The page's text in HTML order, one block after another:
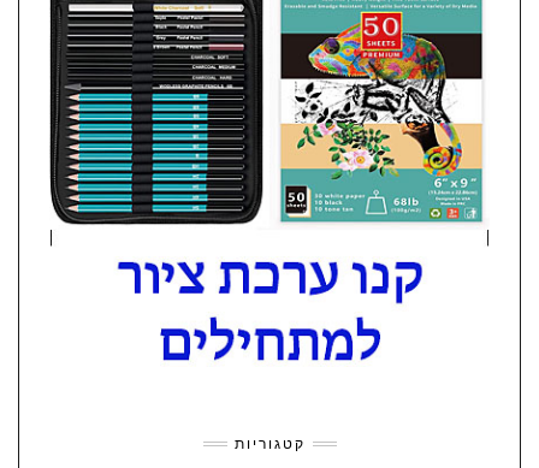
קטגוריות